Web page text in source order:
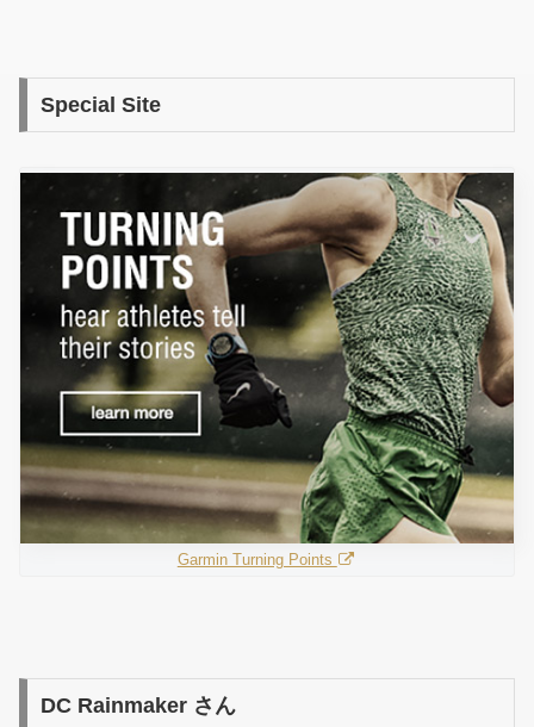
Special Site
Garmin Turning Points
DC Rainmaker さん